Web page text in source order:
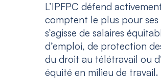
L’IPFPC défend
comptent le plus pour ses
s’agisse de salaires
d’emploi, de protection
du droit au télétravail ou
équité en milieu de travail.